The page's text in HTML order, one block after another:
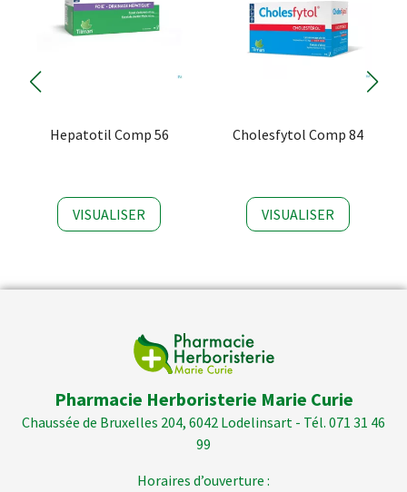
Hepatotil Comp 56
VISUALISER
Cholesfytol Comp 84
VISUALISER
Pharmacie Herboristerie Marie Curie
Chaussée de Bruxelles 204, 6042 Lodelinsart - Tél. 071 31 46
99
Horaires d’ouverture :